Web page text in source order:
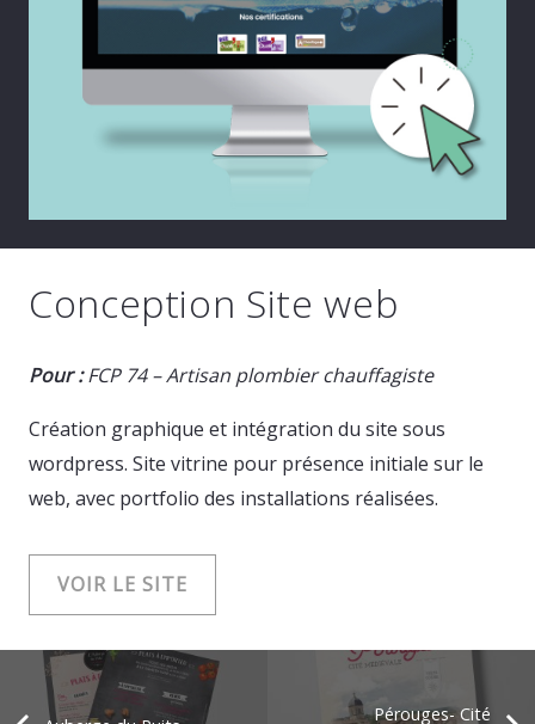
Conception Site web
Pour :FCP 74 – Artisan plombier chauffagiste
Création graphique et intégration du site sous
wordpress. Site vitrine pour présence initiale sur le
web, avec portfolio des installations réalisées.
VOIR LE SITE
Pérouges- Cité